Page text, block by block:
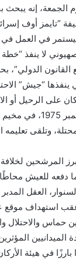
الجمعة، إنه
“تايمز أوف
في العمل في
لا ينفذ
الدولي”،
ينفذها “جيش”
على الرحيل أو
وتلقى تعليمه
المرشحين
ما دفعه للعيش
العقل
2006، وذلك عقب
حماس والاحتلال
الميدانيين
في هيئة